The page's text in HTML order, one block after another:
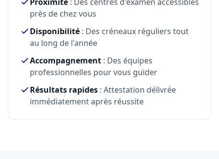
près de chez vous
Disponibilité : Des créneaux réguliers tout
au long de l'année
Accompagnement : Des équipes
professionnelles pour vous guider
Résultats rapides : Attestation délivrée
immédiatement après réussite